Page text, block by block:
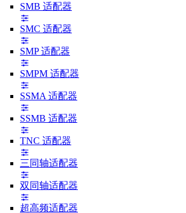
SMB 适配器
SMC 适配器
SMP 适配器
SMPM 适配器
SSMA 适配器
SSMB 适配器
TNC 适配器
三同轴适配器
双同轴适配器
超高频适配器